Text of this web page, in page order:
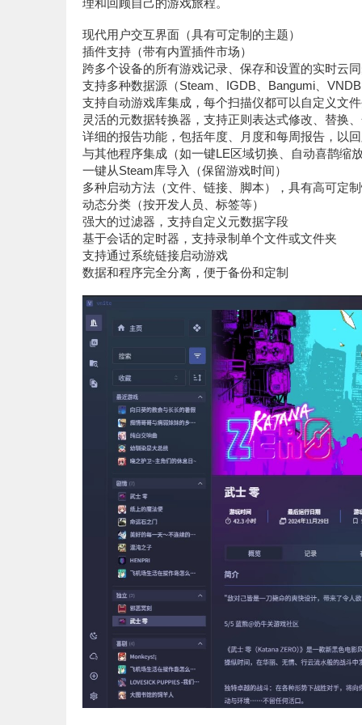
理和回顾自己的游戏旅程。
现代用户交互界面（具有可定制的主题）
插件支持（带有内置插件市场）
跨多个设备的所有游戏记录、保存和设置的实时云
支持多种数据源（Steam、IGDB、Bangumi、
支持自动游戏库集成，每个扫描仪都可以自定义文
灵活的元数据转换器，支持正则表达式修改、替换
详细的报告功能，包括年度、月度和每周报告，以
与其他程序集成（如一键LE区域切换、自动喜鹊缩
一键从Steam库导入（保留游戏时间）
多种启动方法（文件、链接、脚本），具有高可定
动态分类（按开发人员、标签等）
强大的过滤器，支持自定义元数据字段
基于会话的定时器，支持录制单个文件或文件夹
支持通过系统链接启动游戏
数据和程序完全分离，便于备份和定制